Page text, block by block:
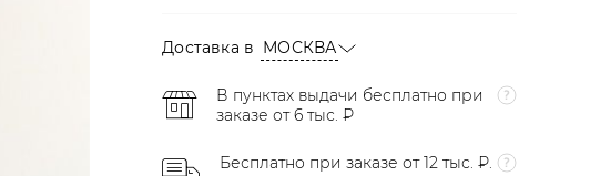
Доставка в МОСКВА
В пунктах выдачи бесплатно при
заказе от 6 тыс. ₽
Бесплатно при заказе от 12 тыс. ₽.